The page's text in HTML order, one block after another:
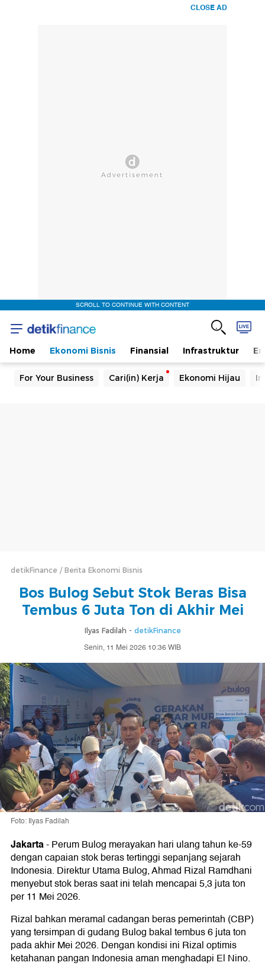
CLOSE AD
SCROLL TO CONTINUE WITH CONTENT
Home Ekonomi Bisnis Finansial Infrastruktur
For Your Business Cari(in) Kerja Ekonomi Hijau
detikFinance Berita Ekonomi Bisnis
Bos Bulog Sebut Stok Beras Bisa
Tembus 6 Juta Ton di Akhir Mei
Ilyas Fadilah - detikFinance
Senin, 11 Mei 2026 10:36 WIB
Foto: Ilyas Fadilah
Jakarta-Perum Bulog merayakan hari ulang tahun ke-59
dengan capaian stok beras tertinggi sepanjang sejarah
Indonesia. Direktur Utama Bulog, Ahmad Rizal Ramdhani
menyebut stok beras saat ini telah mencapai 5,3 juta ton
per 11 Mei 2026.
Rizal bahkan meramal cadangan beras pemerintah (CBP)
yang tersimpan di gudang Bulog bakal tembus 6 juta ton
pada akhir Mei 2026. Dengan kondisi ini Rizal optimis
ketahanan pangan Indonesia aman menghadapi El Nino.